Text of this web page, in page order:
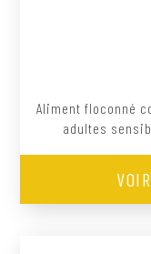
Aliment floconné
adultes